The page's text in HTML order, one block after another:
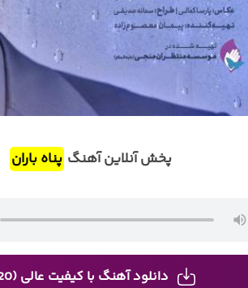
پخش آنلاین آهنگ پناه باران
دانلود آهنگ با کیفیت عالی (320)